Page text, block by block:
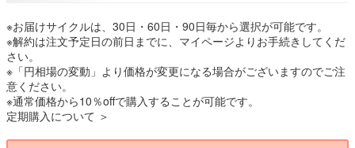
※お届けサイクルは、30日・60日・90日毎から選択が可能です。
※解約は注文予定日の前日までに、マイページよりお手続きしてくだ
さい。
※「円相場の変動」より価格が変更になる場合がございますのでご注
意ください。
※通常価格から10％offで購入することが可能です。
定期購入について ＞